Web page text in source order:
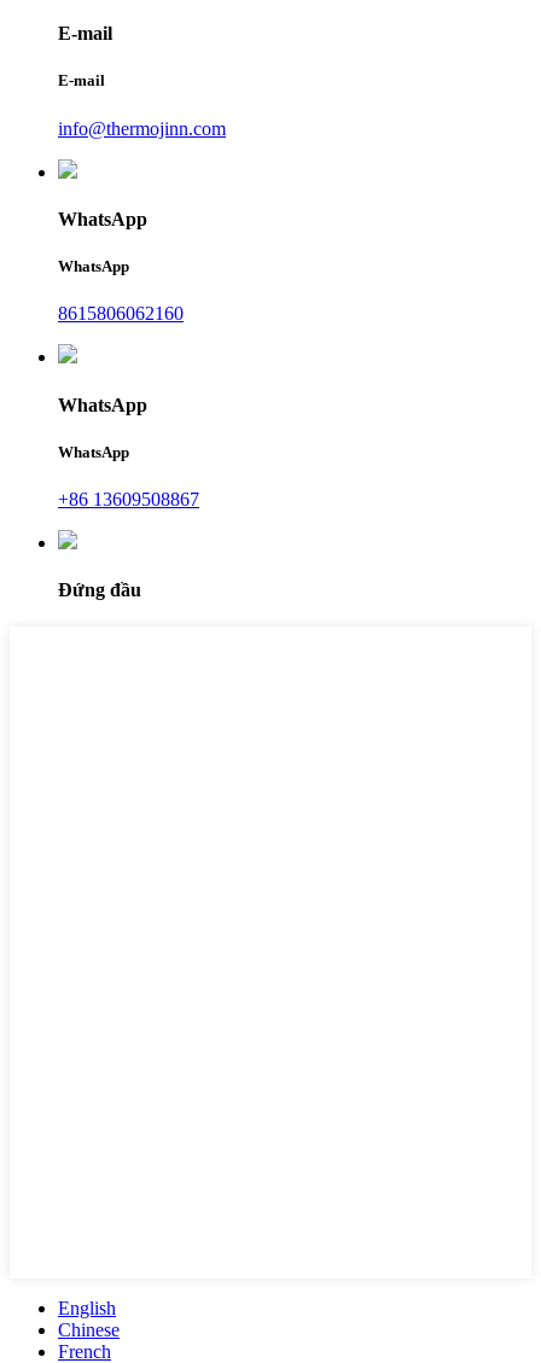
E-mail
E-mail
info@thermojinn.com
WhatsApp
WhatsApp
8615806062160
WhatsApp
WhatsApp
+86 13609508867
Đứng đầu
English
Chinese
French